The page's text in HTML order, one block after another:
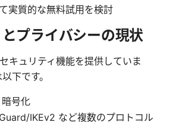
実質的な無料試用を検討
プライバシーの現状
キュリティ機能を提供していま
下です。
号化
IKEv2 など複数のプロトコル